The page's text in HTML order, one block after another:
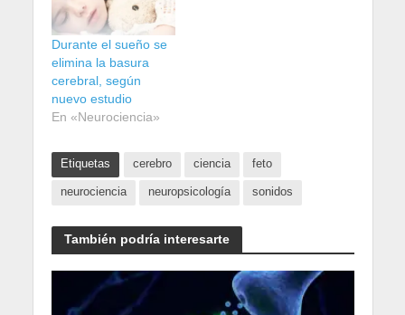
Durante el sueño se
elimina la basura
cerebral, según
nuevo estudio
En «Neurociencia»
Etiquetas cerebro ciencia feto
neurociencia neuropsicología sonidos
También podría interesarte